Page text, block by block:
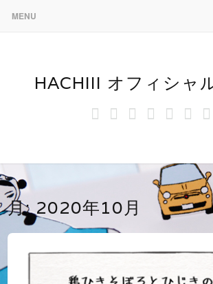
MENU
HACHIII オフィシャ
ゃ
《お
モ
ち
ゃ》
な
た
ち
ッ
ン
ト
LINE
リ
ズ
ム
て
月:2020年10月